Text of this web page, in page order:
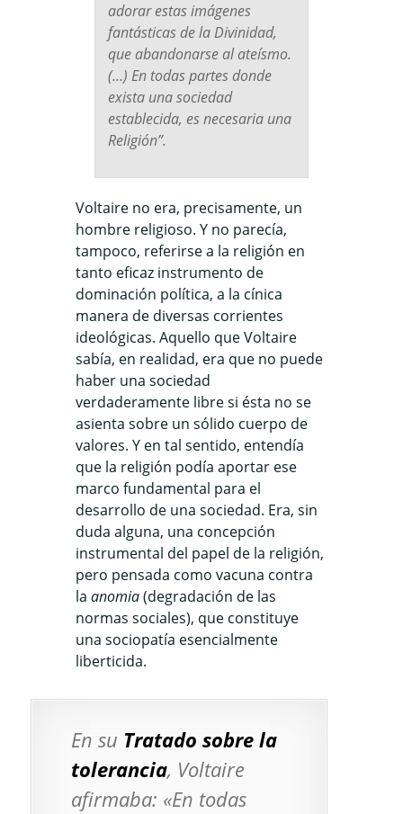
adorar estas imágenes
fantásticas de la Divinidad,
que abandonarse al ateísmo.
(…) En todas partes donde
exista una sociedad
establecida, es necesaria una
Religión”.
Voltaire no era, precisamente, un
hombre religioso. Y no parecía,
tampoco, referirse a la religión en
tanto eficaz instrumento de
dominación política, a la cínica
manera de diversas corrientes
ideológicas. Aquello que Voltaire
sabía, en realidad, era que no puede
haber una sociedad
verdaderamente libre si ésta no se
asienta sobre un sólido cuerpo de
valores. Y en tal sentido, entendía
que la religión podía aportar ese
marco fundamental para el
desarrollo de una sociedad. Era, sin
duda alguna, una concepción
instrumental del papel de la religión,
pero pensada como vacuna contra
la anomia(degradación de las
normas sociales), que constituye
una sociopatía esencialmente
liberticida.
En su Tratado sobre la
tolerancia, Voltaire
afirmaba: «En todas